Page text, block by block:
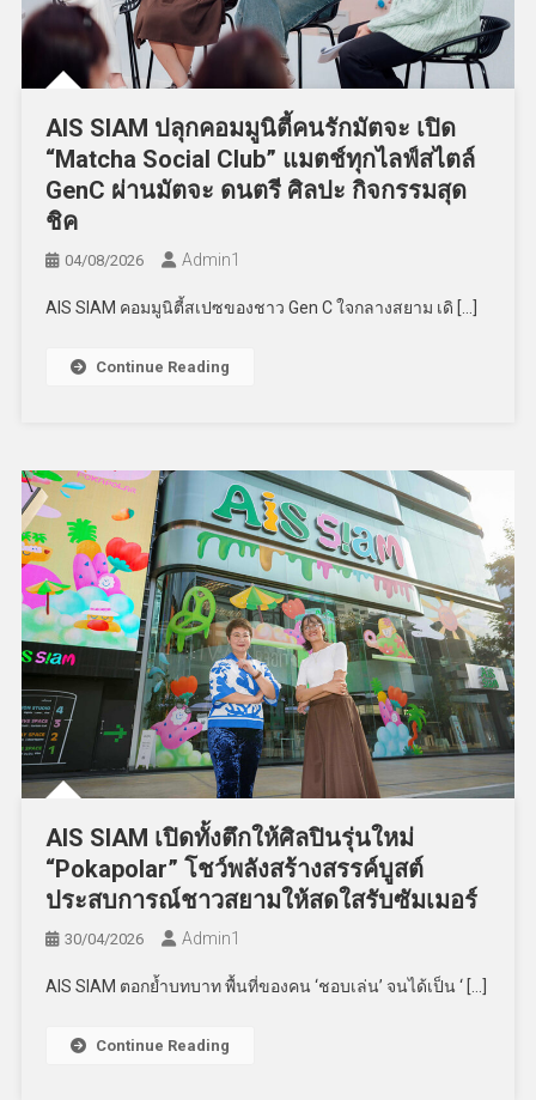
AIS SIAM ปลุกคอมมูนิตี้คนรักมัตจะ เปิด
“Matcha Social Club” แมตช์ทุกไลฟ์สไตล์
GenC ผ่านมัตจะ ดนตรี ศิลปะ กิจกรรมสุด
ชิค
04/08/2026 Admin​1
AIS SIAM คอมมูนิตี้สเปซของชาว Gen C ใจกลางสยาม เดิ […]
Continue Reading
AIS SIAM เปิดทั้งตึกให้ศิลปินรุ่นใหม่
“Pokapolar” โชว์พลังสร้างสรรค์บูสต์
ประสบการณ์ชาวสยามให้สดใสรับซัมเมอร์
30/04/2026 Admin​1
AIS SIAM ตอกย้ำบทบาท พื้นที่ของคน ‘ชอบเล่น’ จนได้เป็น ‘ […]
Continue Reading